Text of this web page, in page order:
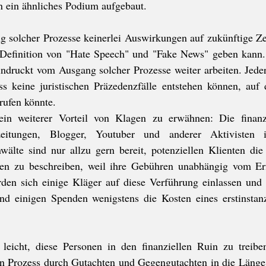
ein ähnliches Podium aufgebaut.
solcher Prozesse keinerlei Auswirkungen auf zukünftige
von "Hate Speech" und "Fake News" geben
vom Ausgang solcher Prozesse weiter arbeiten.
keine juristischen Präzedenzfälle entstehen können,
könnte.
weiterer Vorteil von Klagen zu erwähnen: Die
Blogger, Youtuber und anderer
sind nur allzu gern bereit, potenziellen Klienten die
zu beschreiben, weil ihre Gebühren unabhängig vom
sich einige Kläger auf diese Verführung einlassen
einigen Spenden wenigstens die Kosten eines
diese Personen in den finanziellen Ruin zu
Prozess durch Gutachten und Gegengutachten in die